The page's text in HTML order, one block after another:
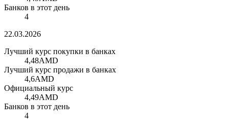
Банков в этот день
4
22.03.2026
Лучший курс покупки в банках
4,48AMD
Лучший курс продажи в банках
4,6AMD
Официальный курс
4,49AMD
Банков в этот день
4